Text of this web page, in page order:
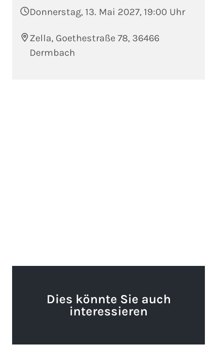
Donnerstag, 13. Mai 2027, 19:00 Uhr
Zella, Goethestraße 78, 36466
Dermbach
Dies könnte Sie auch
interessieren